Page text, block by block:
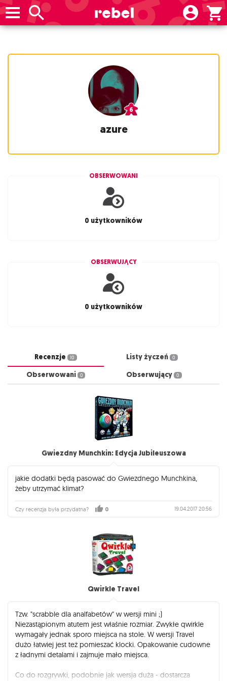
azure
OBSERWOWANI
0 użytkowników
OBSERWUJĄCY
0 użytkowników
Recenzje 10 Listy życzeń 0
Obserwowani 0 Obserwujący 0
Gwiezdny Munchkin: Edycja Jubileuszowa
jakie dodatki będą pasować do Gwiezdnego Munchkina,
żeby utrzymać klimat?
Czy recenzja była przydatna? 0 19.04.2017 20:56
Qwirkle Travel
Tzw. "scrabble dla analfabetów" w wersji mini ;)
Niezastąpionym atutem jest właśnie rozmiar. Zwykłe qwirkle
wymagały jednak sporo miejsca na stole. W wersji Travel
dużo łatwiej jest też pomieszać klocki. Opakowanie cudowne
z ładnymi detalami i zajmuje mało miejsca.
Co do rozgrywki, podobnie jak wersja duża - dostarcza